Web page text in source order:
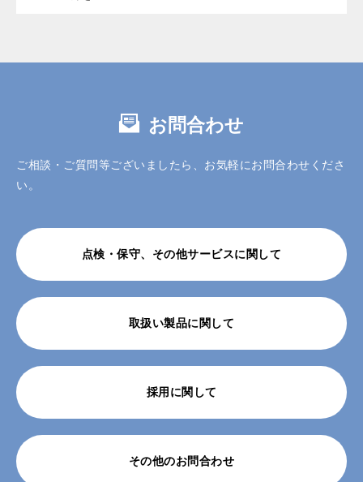
お問合わせ
ご相談・ご質問等ございましたら、お気軽にお問合わせくださ
い。
点検・保守、その他サービスに関して
取扱い製品に関して
採用に関して
その他のお問合わせ